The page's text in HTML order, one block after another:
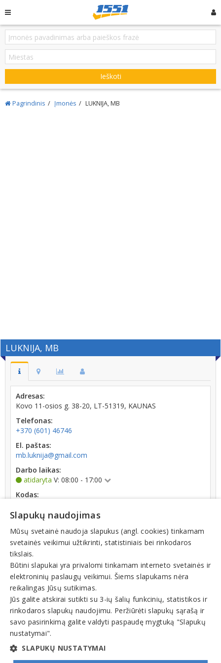
Ieškoti
Pagrindinis Įmonės LUKNIJA, MB
LUKNIJA, MB
Adresas:
Kovo 11-osios g. 38-20, LT-51319, KAUNAS
Telefonas:
+370 (601) 46746
El. paštas:
mb.luknija@gmail.com
Darbo laikas:
atidaryta V: 08:00 - 17:00
Kodas:
Registracijos data:
2014-01-28
Apyvarta:
31 666 €, pelnas po mokesčių -18,6 % (2025 m.)
Veiklos sritys
Maisto produktai
Slapukų naudojimas
Mūsų svetainė naudoja slapukus (angl. cookies) tinkamam
svetainės veikimui užtikrinti, statistiniais bei rinkodaros
tikslais.
Būtini slapukai yra privalomi tinkamam interneto svetainės ir
elektroninių paslaugų veikimui. Šiems slapukams nėra
reikalingas Jūsų sutikimas.
Jūs galite atskirai sutikti su 3-ių šalių funkcinių, statistikos ir
rinkodaros slapukų naudojimu. Peržiūrėti slapukų sąrašą ir
savo pasirinkimą galite valdyti paspaudę mygtuką "Slapukų
nustatymai".
SLAPUKŲ NUSTATYMAI